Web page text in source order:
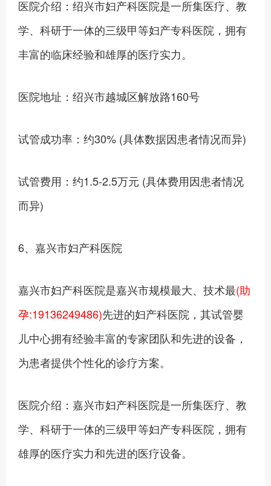
医院介绍：绍兴市妇产科医院是一所集医疗、教
学、科研于一体的三级甲等妇产专科医院，拥有
丰富的临床经验和雄厚的医疗实力。
医院地址：绍兴市越城区解放路160号
试管成功率：约30% (具体数据因患者情况而异)
试管费用：约1.5-2.5万元 (具体费用因患者情况
而异)
6、嘉兴市妇产科医院
嘉兴市妇产科医院是嘉兴市规模最大、技术最(助
孕:19136249486)先进的妇产科医院，其试管婴
儿中心拥有经验丰富的专家团队和先进的设备，
为患者提供个性化的诊疗方案。
医院介绍：嘉兴市妇产科医院是一所集医疗、教
学、科研于一体的三级甲等妇产专科医院，拥有
雄厚的医疗实力和先进的医疗设备。